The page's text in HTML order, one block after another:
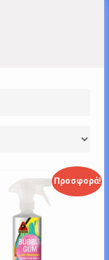
Προσφορά!